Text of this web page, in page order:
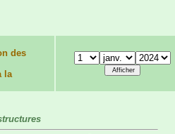
des
la